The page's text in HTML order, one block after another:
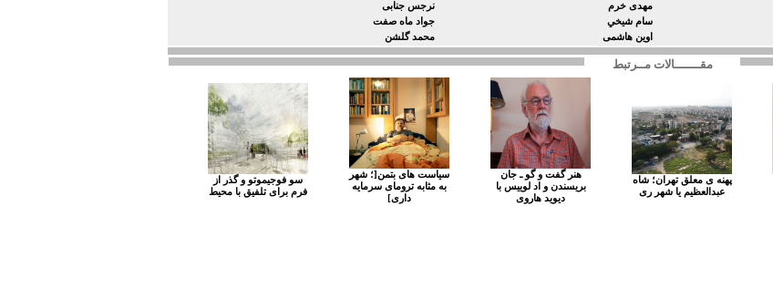
مهدی خرم
نرجس جنابی
سام شيخي
جواد ماه صفت
اوین هاشمی محمد گلشن
مقـــــــالات مــرتبط
پهنه ی معلق تهران؛ شاه
عبدالعظیم یا شهر ری
هنر گفت و گو ـ جان
بریسندن و اد لوییس با
دیوید هاروی
سیاست های بتمن[؛ شهر
به مثابه ترومای سرمایه
داری]
سو فوجیموتو و گذر از
فرم برای تلفیق با محیط